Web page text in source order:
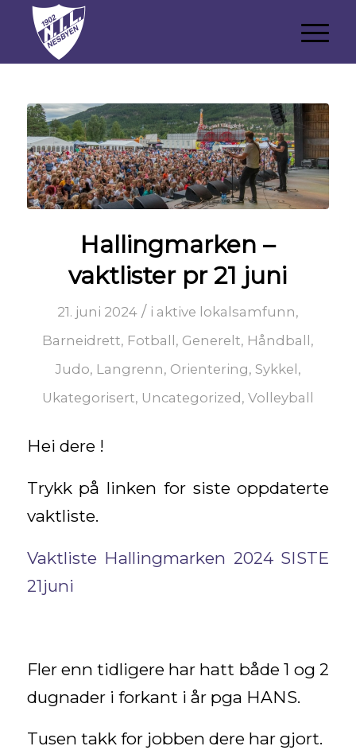
Hallingmarken –
vaktlister pr 21 juni
21. juni 2024 / i aktive lokalsamfunn,
Barneidrett, Fotball, Generelt, Håndball,
Judo, Langrenn, Orientering, Sykkel,
Ukategorisert, Uncategorized, Volleyball
Hei dere !
Trykk på linken for siste oppdaterte
vaktliste.
Vaktliste Hallingmarken 2024 SISTE
21juni
Fler enn tidligere har hatt både 1 og 2
dugnader i forkant i år pga HANS.
Tusen takk for jobben dere har gjort.